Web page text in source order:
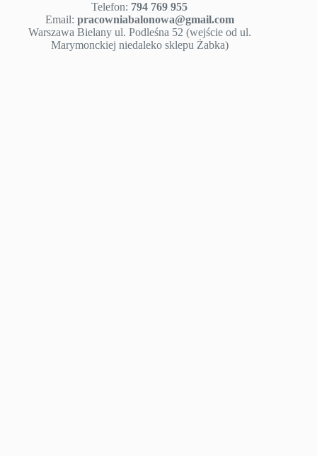
Telefon: 794 769 955
Email: pracowniabalonowa@gmail.com
Warszawa Bielany ul. Podleśna 52 (wejście od ul.
Marymonckiej niedaleko sklepu Żabka)